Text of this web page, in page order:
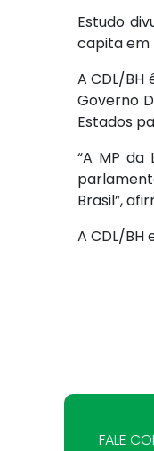
Estudo
capita em
A CDL/
Governo
Estados
“A MP
Brasil”,
A CDL/BH
FALE